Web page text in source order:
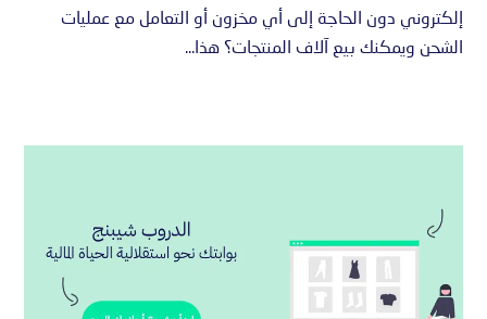
إلكتروني دون الحاجة إلى أي مخزون أو التعامل مع عمليات
الشحن ويمكنك بيع آلاف المنتجات؟ هذا...